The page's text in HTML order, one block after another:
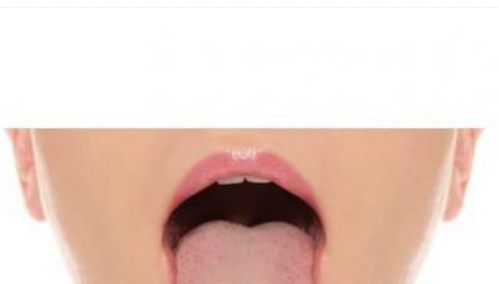
näher – Viele setzen trotzdem immer noch auf Kupfernetz